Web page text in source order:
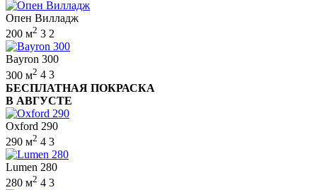
Опен Вилладж
200 м2 3 2
Bayron 300
300 м2 4 3
БЕСПЛАТНАЯ ПОКРАСКА
В АВГУСТЕ
Oxford 290
290 м2 4 3
Lumen 280
280 м2 4 3